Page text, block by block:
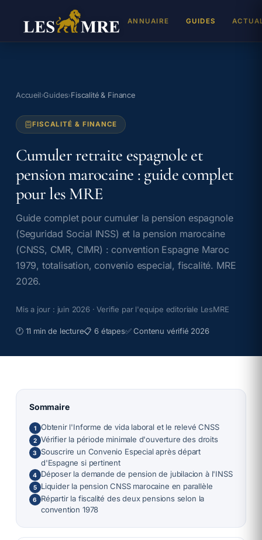
ANNUAIRE GUIDES
Accueil›Guides›Fiscalité & Finance
FISCALITÉ & FINANCE
Cumuler retraite espagnole et
pension marocaine : guide complet
pour les MRE
Guide complet pour cumuler la pension espagnole
(Seguridad Social INSS) et la pension marocaine
(CNSS, CMR, CIMR) : convention Espagne Maroc
1979, totalisation, convenio especial, fiscalité. MRE
2026.
Mis a jour : juin 2026· Verifie par l'equipe editoriale LesMRE
🕐 11 min de lecture📋6 étapes✅Contenu vérifié 2026
Sommaire
1 Obtenir l'Informe de vida laboral et le relevé CNSS
2 Vérifier la période minimale d'ouverture des droits
3
Souscrire un Convenio Especial après départ
d'Espagne si pertinent
4 Déposer la demande de pension de jubilacion à l'INSS
5 Liquider la pension CNSS marocaine en parallèle
6
Répartir la fiscalité des deux pensions selon la
convention 1978